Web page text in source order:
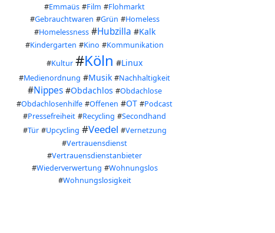
#Emmaüs #Film #Flohmarkt
#Gebrauchtwaren #Grün #Homeless
#Homelessness #Hubzilla #Kalk
#Kindergarten #Kino #Kommunikation
#Kultur #Köln #Linux
#Medienordnung #Musik #Nachhaltigkeit
#Nippes #Obdachlos #Obdachlose
#Obdachlosenhilfe #Offenen #OT #Podcast
#Pressefreiheit #Recycling #Secondhand
#Tür #Upcycling #Veedel #Vernetzung
#Vertrauensdienst
#Vertrauensdienstanbieter
#Wiederverwertung #Wohnungslos
#Wohnungslosigkeit